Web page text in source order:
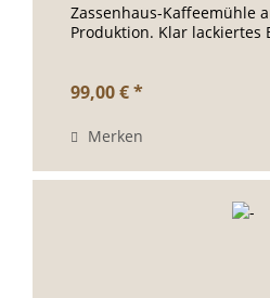
Zassenhaus-Kaffeemühle
Produktion. Klar lackiertes
99,00 € *
Merken